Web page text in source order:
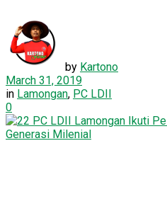
by Kartono
March 31, 2019
in Lamongan, PC LDII
0